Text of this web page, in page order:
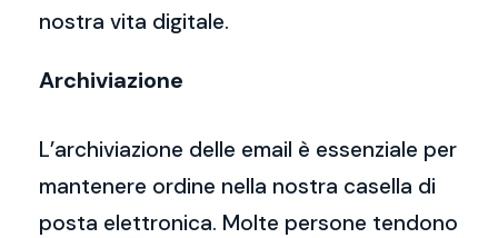
nostra vita digitale.
Archiviazione
L’archiviazione delle email è essenziale per
mantenere ordine nella nostra casella di
posta elettronica. Molte persone tendono